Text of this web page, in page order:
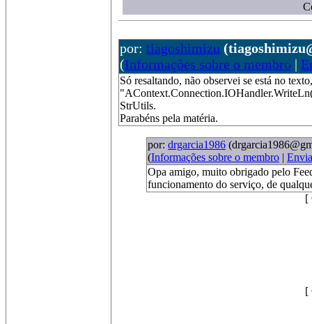
por: tiagoshimizu
(Informações sobre o membro |
Só resaltando, não observei se está no
StrUtils.
Parabéns pela matéria.
por: drgarcia1986
(Informações sobre o membro |
Opa amigo, muito obrigado pelo
funcionamento do serviço, de
[
[